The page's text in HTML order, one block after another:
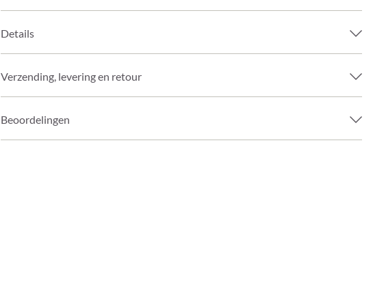
Details
Verzending, levering en retour
Beoordelingen